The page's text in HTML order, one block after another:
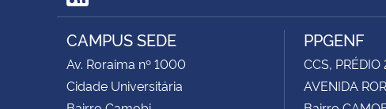
RSS
CAMPUS SEDE
Av. Roraima nº 1000
Cidade Universitária
PPGENF
CCS,
AVENIDA